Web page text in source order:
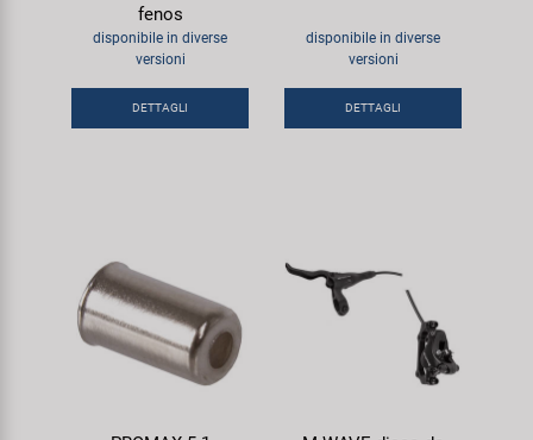
fenos
disponibile in diverse
versioni
DETTAGLI
disponibile in diverse
versioni
DETTAGLI